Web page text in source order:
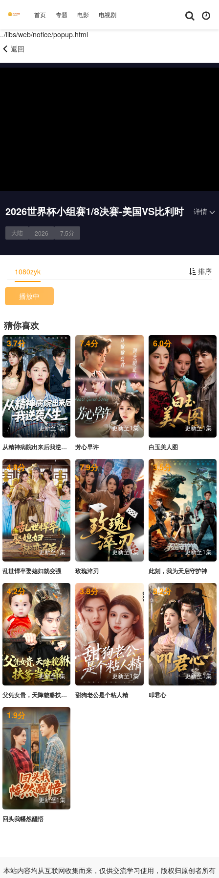
首页 专题 电影 电视剧 短剧大全 体育
../libs/web/notice/popup.html
返回
2026世界杯小组赛1/8决赛-美国VS比利时 详情
大陆 2026 7.5分
剧情简介 排序
1080zyk
播放中
猜你喜欢
3.7分
更新至1集
从精神病院出来后我逆袭人生
7.4分
更新至1集
芳心早许
6.0分
更新至1集
白玉美人图
4.8分
更新至1集
乱世悍卒娶媳妇就变强
7.9分
更新至1集
玫瑰淬刃
3.5分
更新至1集
此刻，我为天启守护神
4.2分
更新至1集
父凭女贵，天降貔貅扶爹当皇帝
3.8分
更新至1集
甜狗老公是个粘人精
8.2分
更新至1集
叩君心
1.9分
更新至1集
回头我幡然醒悟
本站内容均从互联网收集而来，仅供交流学习使用，版权归原创者所有